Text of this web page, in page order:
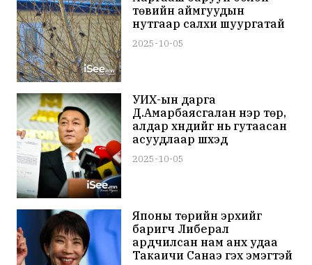
төвийн аймгуудын
нутгаар салхи шуургатай
орно
2025-10-05
УИХ-ын дарга
Д.Амарбаясгалан нэр төр,
алдар хүндийг нь гутаасан
асуудлаар шүүхэд
нэхэмжлэл гаргажээ
2025-10-05
Японы төрийн эрхийг
баригч Либерал
ардчилсан нам анх удаа
Такаичи Санаэ гэх эмэгтэй